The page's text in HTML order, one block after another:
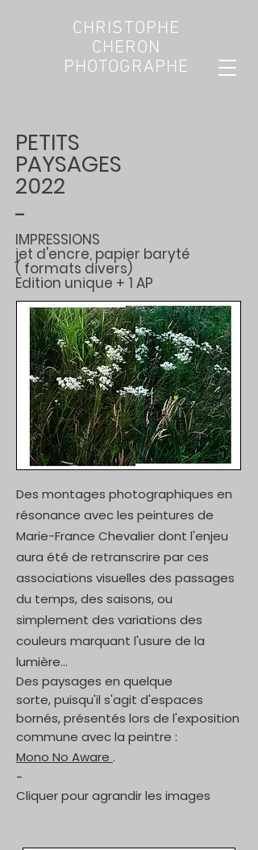
CHRISTOPHE
CHERON
PHOTOGRAPHE
PETITS
PAYSAGES
2022
-
IMPRESSIONS
jet d'encre, papier baryté
( formats divers)
Edition unique + 1 AP
Des montages photographiques en
résonance avec les peintures de
Marie-France Chevalier dont l'enjeu
aura été de retranscrire parces
associations visuelles des passages
du temps, des saisons, ou
simplement des variations des
couleurs marquant l'usure de la
lumière...
Des paysages en quelque
sorte,puisqu'il s'agit d'espaces
bornés,présentés lors de l'exposition
commune avec la peintre :
Mono No Aware .
-
Cliquer pour agrandir les images